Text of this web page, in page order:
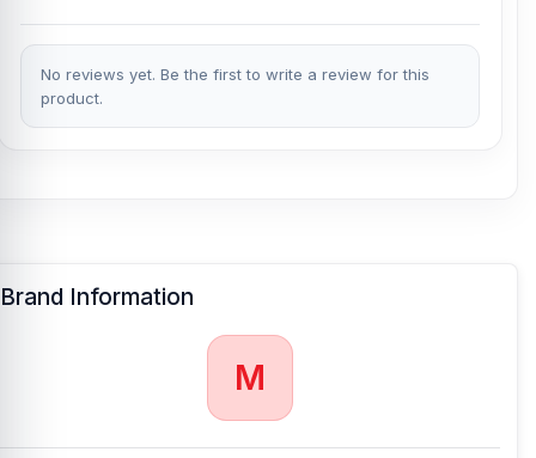
No reviews yet. Be the first to write a review for this
product.
Brand Information
M